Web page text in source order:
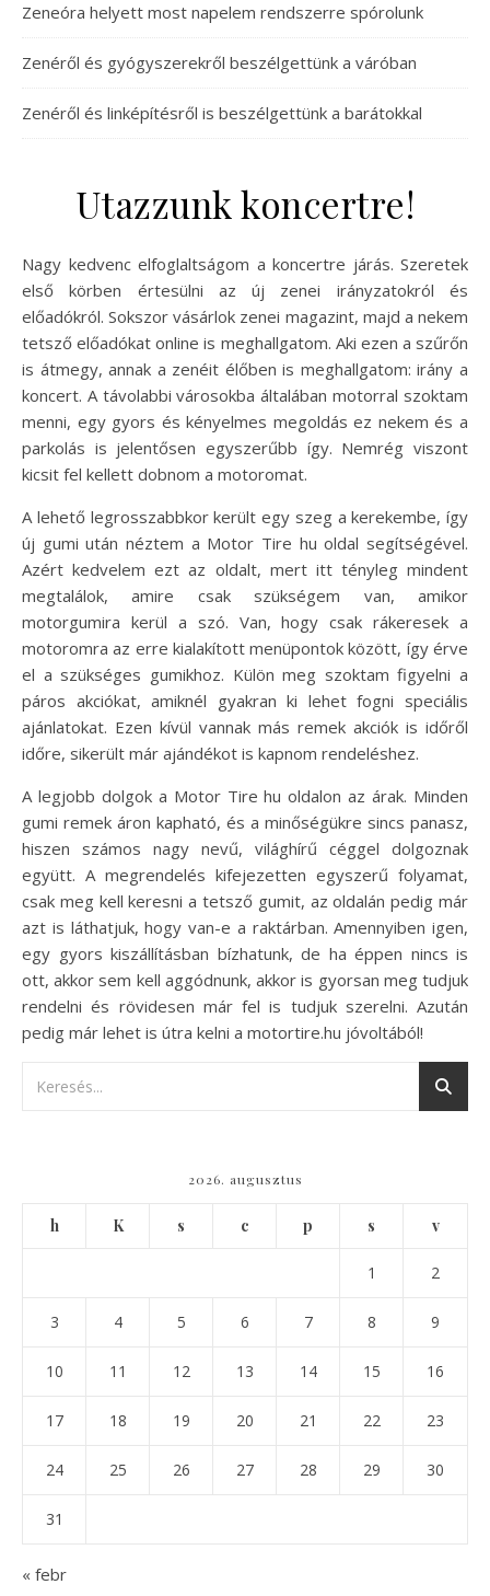
Zeneóra helyett most napelem rendszerre spórolunk
Zenéről és gyógyszerekről beszélgettünk a váróban
Zenéről és linképítésről is beszélgettünk a barátokkal
Utazzunk koncertre!
Nagy kedvenc elfoglaltságom a koncertre járás. Szeretek
első körben értesülni az új zenei irányzatokról és
előadókról. Sokszor vásárlok zenei magazint, majd a nekem
tetsző előadókat online is meghallgatom. Aki ezen a szűrőn
is átmegy, annak a zenéit élőben is meghallgatom: irány a
koncert. A távolabbi városokba általában motorral szoktam
menni, egy gyors és kényelmes megoldás ez nekem és a
parkolás is jelentősen egyszerűbb így. Nemrég viszont
kicsit fel kellett dobnom a motoromat.
A lehető legrosszabbkor került egy szeg a kerekembe, így
új gumi után néztem a Motor Tire hu oldal segítségével.
Azért kedvelem ezt az oldalt, mert itt tényleg mindent
megtalálok, amire csak szükségem van, amikor
motorgumira kerül a szó. Van, hogy csak rákeresek a
motoromra az erre kialakított menüpontok között, így érve
el a szükséges gumikhoz. Külön meg szoktam figyelni a
páros akciókat, amiknél gyakran ki lehet fogni speciális
ajánlatokat. Ezen kívül vannak más remek akciók is időről
időre, sikerült már ajándékot is kapnom rendeléshez.
A legjobb dolgok a Motor Tire hu oldalon az árak. Minden
gumi remek áron kapható, és a minőségükre sincs panasz,
hiszen számos nagy nevű, világhírű céggel dolgoznak
együtt. A megrendelés kifejezetten egyszerű folyamat,
csak meg kell keresni a tetsző gumit, az oldalán pedig már
azt is láthatjuk, hogy van-e a raktárban. Amennyiben igen,
egy gyors kiszállításban bízhatunk, de ha éppen nincs is
ott, akkor sem kell aggódnunk, akkor is gyorsan meg tudjuk
rendelni és rövidesen már fel is tudjuk szerelni. Azután
pedig már lehet is útra kelni a motortire.hu jóvoltából!
2026. augusztus
h K s c p s v
1 2
3 4 5 6 7 8 9
10 11 12 13 14 15 16
17 18 19 20 21 22 23
24 25 26 27 28 29 30
31
« febr